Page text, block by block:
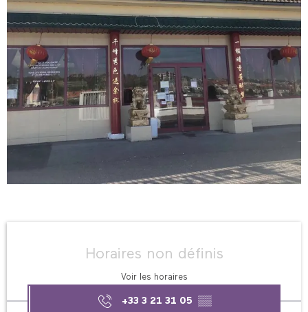
Horaires non définis
Voir les horaires
+33 3 21 31 05 ▒▒